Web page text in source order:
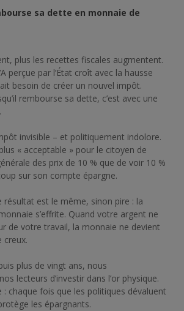
sa dette en monnaie de
plus les recettes fiscales augmentent.
perçue par l’État croît avec la hausse
ait besoin de créer un nouvel impôt.
rembourse sa dette, c’est avec une
invisible – et politiquement indolore.
« acceptable » pour le citoyen de
des prix de 10 % que de voir 10 %
sur son compte épargne.
résultat est le même, sinon pire : la
s’effrite. Quand votre argent ne
de votre travail, la monnaie ne devient
creux.
plus de vingt ans, nous
lecteurs d’investir dans l’or physique.
: chaque fois que les politiques dévaluent
les épargnants.